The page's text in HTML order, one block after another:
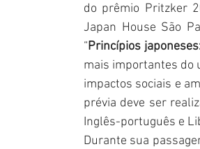
do prêmio Pritzker
Japan House São
“Princípios
mais importantes do
impactos sociais e
prévia deve ser
Inglês-português e
Durante sua